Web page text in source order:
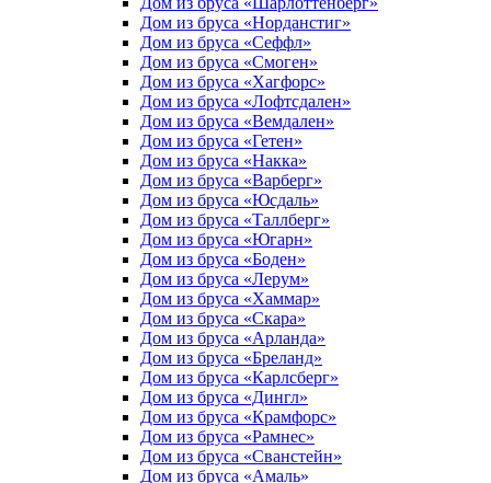
Дом из бруса «Норданстиг»
Дом из бруса «Сеффл»
Дом из бруса «Смоген»
Дом из бруса «Хагфорс»
Дом из бруса «Лофтсдален»
Дом из бруса «Вемдален»
Дом из бруса «Гетен»
Дом из бруса «Накка»
Дом из бруса «Варберг»
Дом из бруса «Юсдаль»
Дом из бруса «Таллберг»
Дом из бруса «Югарн»
Дом из бруса «Боден»
Дом из бруса «Лерум»
Дом из бруса «Хаммар»
Дом из бруса «Скара»
Дом из бруса «Арланда»
Дом из бруса «Бреланд»
Дом из бруса «Карлсберг»
Дом из бруса «Дингл»
Дом из бруса «Крамфорс»
Дом из бруса «Рамнес»
Дом из бруса «Сванстейн»
Дом из бруса «Амаль»